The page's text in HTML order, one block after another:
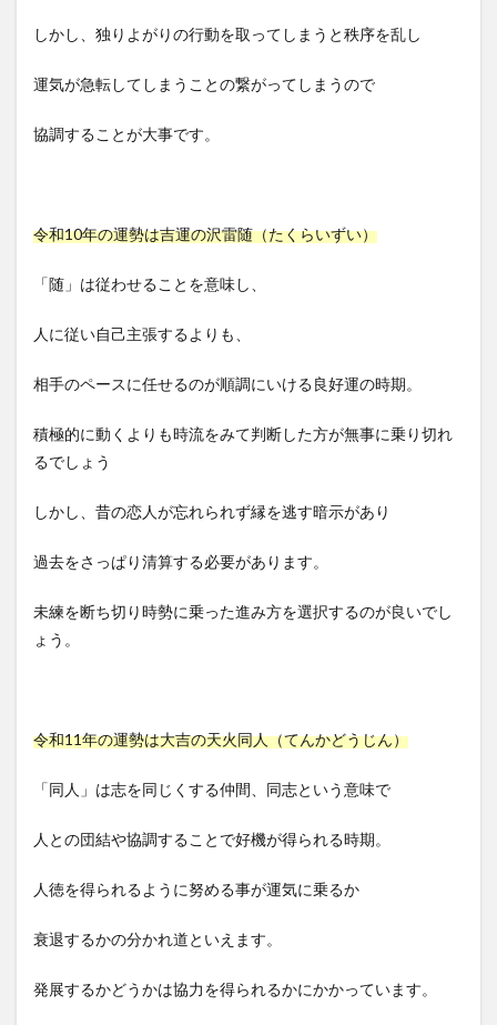
しかし、独りよがりの行動を取ってしまうと秩序を乱し
運気が急転してしまうことの繋がってしまうので
協調することが大事です。
令和10年の運勢は吉運の沢雷随（たくらいずい）
「随」は従わせることを意味し、
人に従い自己主張するよりも、
相手のペースに任せるのが順調にいける良好運の時期。
積極的に動くよりも時流をみて判断した方が無事に乗り切れ
るでしょう
しかし、昔の恋人が忘れられず縁を逃す暗示があり
過去をさっぱり清算する必要があります。
未練を断ち切り時勢に乗った進み方を選択するのが良いでし
ょう。
令和11年の運勢は大吉の天火同人（てんかどうじん）
「同人」は志を同じくする仲間、同志という意味で
人との団結や協調することで好機が得られる時期。
人徳を得られるように努める事が運気に乗るか
衰退するかの分かれ道といえます。
発展するかどうかは協力を得られるかにかかっています。